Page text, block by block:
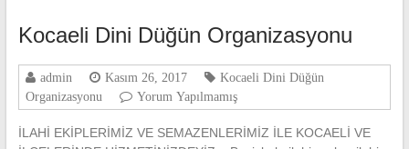
Kocaeli Dini Düğün Organizasyonu
admin Kasım 26, 2017
Kocaeli Dini Düğün
Organizasyonu
Yorum Yapılmamış
İLAHİ EKİPLERİMİZ VE SEMAZENLERİMİZ İLE KOCAELİ VE